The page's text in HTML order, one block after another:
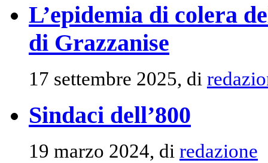
L’epidemia di colera
di Grazzanise
17 settembre 2025, di
Sindaci dell’800
19 marzo 2024, di redazione